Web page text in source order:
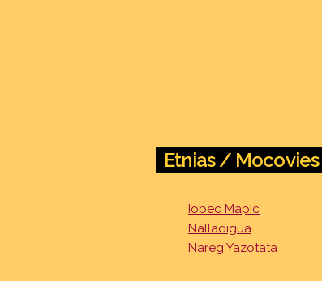
Etnias / Mocovies
Iobec Mapic
Nalladigua
Nareg Yazotata